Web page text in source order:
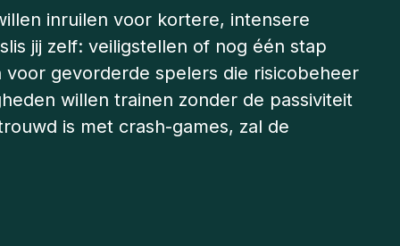
inruilen voor kortere, intensere
jij zelf: veiligstellen of nog één stap
gevorderde spelers die risicobeheer
willen trainen zonder de passiviteit
is met crash-games, zal de